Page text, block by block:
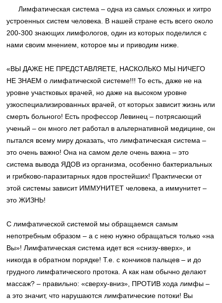
Лимфатическая система – одна из самых сложных и хитро
устроенных систем человека. В нашей стране есть всего около
200-300 знающих лимфологов, один из которых поделился с
нами своим мнением, которое мы и приводим ниже.
«ВЫ ДАЖЕ НЕ ПРЕДСТАВЛЯЕТЕ, НАСКОЛЬКО МЫ НИЧЕГО
НЕ ЗНАЕМ о лимфатической системе!!! То есть, даже не на
уровне участковых врачей, но даже на высоком уровне
узкоспециализированных врачей, от которых зависит жизнь или
смерть больного! Есть профессор Левинец – потрясающий
ученый – он много лет работал в альтернативной медицине, он
пытался всему миру доказать, что лимфатическая система –
это очень важно! Она на самом деле очень важна – это
система вывода ЯДОВ из организма, особенно бактериальных
и грибково-паразитарных ядов простейших! Практически от
этой системы зависит ИММУНИТЕТ человека, а иммунитет –
это ЖИЗНЬ!
С лимфатической системой мы обращаемся самым
непотребным образом – а с нею нужно обращаться только «на
Вы»! Лимфатическая система идет вся «снизу-вверх», и
никогда в обратном порядке! Т.е. с кончиков пальцев – и до
грудного лимфатического протока. А как нам обычно делают
массаж? – правильно: «сверху-вниз», ПРОТИВ хода лимфы –
а это значит, что нарушаются лимфатические потоки! Вы